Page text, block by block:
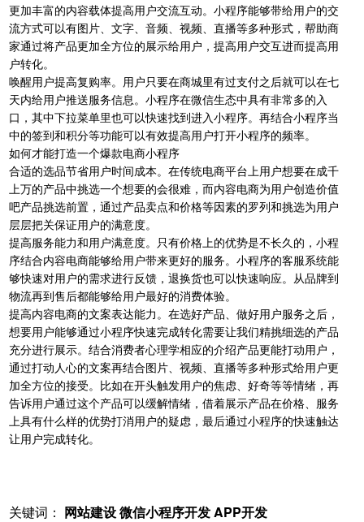
更加丰富的内容载体提高用户交流互动。小程序能够带给用户的交
流方式可以有图片、文字、音频、视频、直播等多种形式，帮助商
家通过将产品更加全方位的展示给用户，提高用户交互进而提高用
户转化。
唤醒用户提高复购率。用户只要在商城里有过支付之后就可以在七
天内给用户推送服务信息。小程序在微信生态中具有非常多的入
口，其中下拉菜单里也可以快速找到进入小程序。再结合小程序当
中的签到和积分等功能可以有效提高用户打开小程序的频率。
如何才能打造一个爆款电商小程序
合适的选品节省用户时间成本。在传统电商平台上用户想要在成千
上万的产品中挑选一个想要的会很难，而内容电商为用户创造价值
吧产品挑选前置，通过产品卖点和价格等因素的罗列和挑选为用户
层层把关保证用户的满意度。
提高服务能力和用户满意度。只有价格上的优势是不长久的，小程
序结合内容电商能够给用户带来更好的服务。小程序的客服系统能
够快速对用户的需求进行反馈，退换货也可以快速响应。从品牌到
物流再到售后都能够给用户最好的消费体验。
提高内容电商的文案表达能力。在选好产品、做好用户服务之后，
想要用户能够通过小程序快速完成转化需要让我们精挑细选的产品
充分进行展示。结合消费者心理学相应的介绍产品更能打动用户，
通过打动人心的文案再结合图片、视频、直播等多种形式给用户更
加全方位的接受。比如在开头触发用户的焦虑、好奇等等情绪，再
告诉用户通过这个产品可以缓解情绪，借着展示产品在价格、服务
上具有什么样的优势打消用户的疑虑，最后通过小程序的快速触达
让用户完成转化。
关键词： 网站建设 微信小程序开发 APP开发